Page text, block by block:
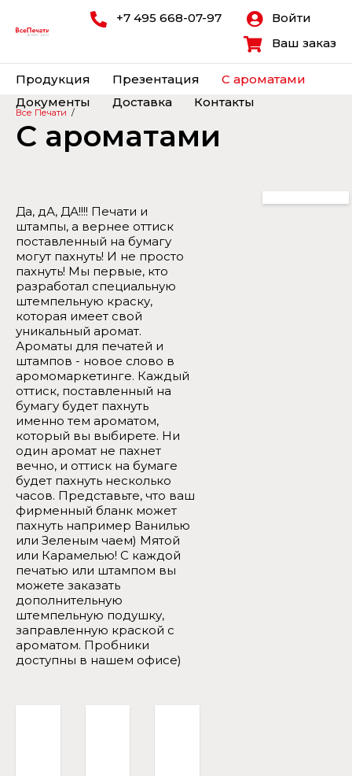
+7 495 668-07-97
Войти
Ваш заказ
Продукция Презентация
С ароматами
Документы
Доставка Контакты
Все Печати /
С ароматами
Да, дА, ДА!!!! Печати и
штампы, а вернее оттиск
поставленный на бумагу
могут пахнуть! И не просто
пахнуть! Мы первые, кто
разработал специальную
штемпельную краску,
которая имеет свой
уникальный аромат.
Ароматы для печатей и
штампов - новое слово в
аромомаркетинге. Каждый
оттиск, поставленный на
бумагу будет пахнуть
именно тем ароматом,
который вы выбирете. Ни
один аромат не пахнет
вечно, и оттиск на бумаге
будет пахнуть несколько
часов. Представьте, что ваш
фирменный бланк может
пахнуть например Ванилью
или Зеленым чаем) Мятой
или Карамелью! С каждой
печатью или штампом вы
можете заказать
дополнительную
штемпельную подушку,
заправленную краской с
ароматом. Пробники
доступны в нашем офисе)